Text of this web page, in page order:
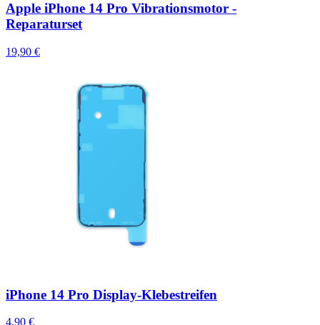
Apple iPhone 14 Pro Vibrationsmotor -
Reparaturset
19,90 €
iPhone 14 Pro Display-Klebestreifen
4,90 €